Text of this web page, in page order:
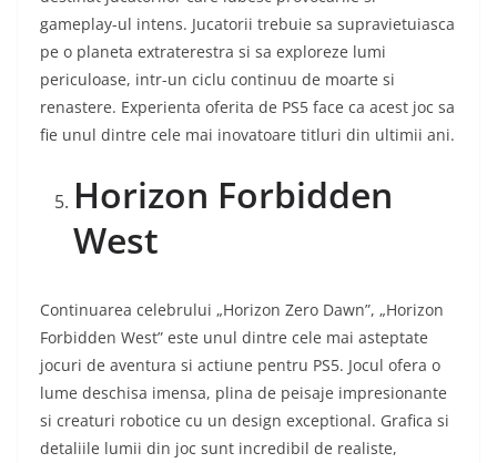
gameplay-ul intens. Jucatorii trebuie sa supravietuiasca
pe o planeta extraterestra si sa exploreze lumi
periculoase, intr-un ciclu continuu de moarte si
renastere. Experienta oferita de PS5 face ca acest joc sa
fie unul dintre cele mai inovatoare titluri din ultimii ani.
Horizon Forbidden
West
Continuarea celebrului „Horizon Zero Dawn”, „Horizon
Forbidden West” este unul dintre cele mai asteptate
jocuri de aventura si actiune pentru PS5. Jocul ofera o
lume deschisa imensa, plina de peisaje impresionante
si creaturi robotice cu un design exceptional. Grafica si
detaliile lumii din joc sunt incredibil de realiste,